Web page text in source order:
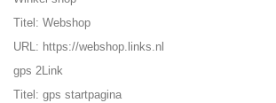
Titel: Webshop
URL: https://webshop.links.nl
gps 2Link
Titel: gps startpagina